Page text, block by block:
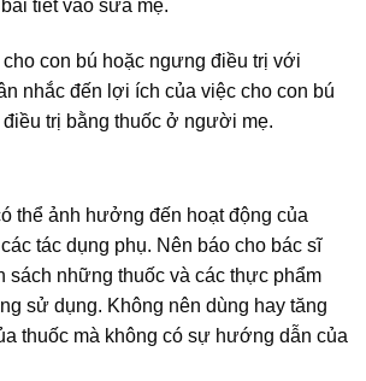
tiết vào sữa mẹ.
con bú hoặc ngưng điều trị với
nhắc đến lợi ích của việc cho con bú
trị bằng thuốc ở người mẹ.
thể ảnh hưởng đến hoạt động của
tác dụng phụ. Nên báo cho bác sĩ
sách những thuốc và các thực phẩm
sử dụng. Không nên dùng hay tăng
thuốc mà không có sự hướng dẫn của